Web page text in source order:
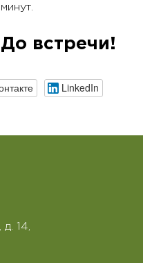
встречи!
LinkedIn
14,